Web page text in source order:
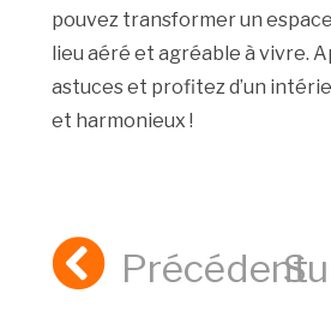
pouvez transformer un
lieu aéré et agréable à vivre.
astuces et profitez d’un
et harmonieux !
Précédent